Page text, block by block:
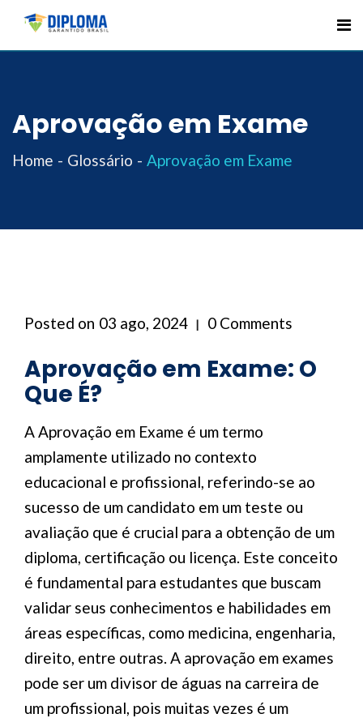
Skip
Aprovação em Exame
Home Glossário Aprovação em Exame
Posted on 03 ago, 2024 0 Comments
Aprovação em Exame: O
Que É?
A Aprovação em Exame é um termo
amplamente utilizado no contexto
educacional e profissional, referindo-se ao
sucesso de um candidato em um teste ou
avaliação que é crucial para a obtenção de um
diploma, certificação ou licença. Este conceito
é fundamental para estudantes que buscam
validar seus conhecimentos e habilidades em
áreas específicas, como medicina, engenharia,
direito, entre outras. A aprovação em exames
pode ser um divisor de águas na carreira de
um profissional, pois muitas vezes é um